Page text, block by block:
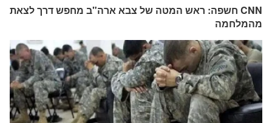
CNN חשפה: ראש המטה של ​​צבא ארה"ב מחפש דרך לצאת
מהמלחמה